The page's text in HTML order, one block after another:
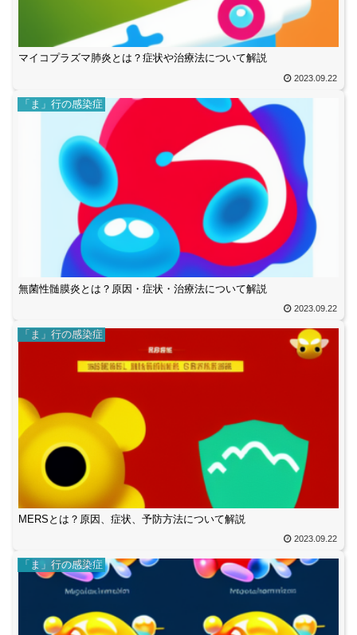
マイコプラズマ肺炎とは？症状や治療法について解説
2023.09.22
「ま」行の感染症
無菌性髄膜炎とは？原因・症状・治療法について解説
2023.09.22
「ま」行の感染症
MERSとは？原因、症状、予防方法について解説
2023.09.22
「ま」行の感染症